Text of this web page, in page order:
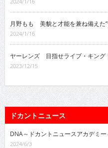
月野もも 美貌と才能を兼ね備えた“
2024/1/16
ヤーレンズ 目指せライブ・キング
2023/12/15
ドカントニュース
DNA～ドカントニュースアカデミ
2024/6/3